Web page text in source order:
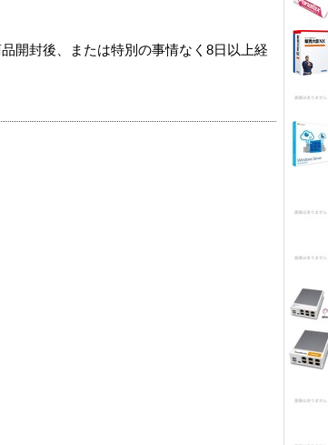
開封後、または特別の事情なく8日以上経